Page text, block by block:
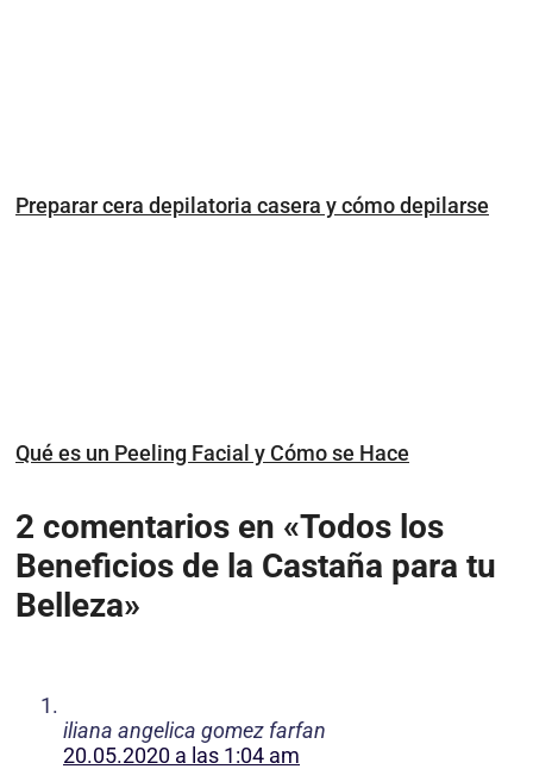
Preparar cera depilatoria casera y cómo depilarse
Qué es un Peeling Facial y Cómo se Hace
2 comentarios en «Todos los
Beneficios de la Castaña para tu
Belleza»
iliana angelica gomez farfan
20.05.2020 a las 1:04 am